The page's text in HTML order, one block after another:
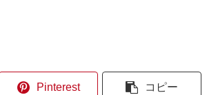
Pinterest コピー